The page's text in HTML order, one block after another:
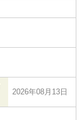
2026年08月13日